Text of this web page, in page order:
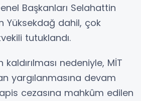
Başkanları Selahattin
Yüksekdağ dahil, çok
tutuklandı.
kaldırılması nedeniyle, MİT
yargılanmasına devam
cezasına mahkûm edilen